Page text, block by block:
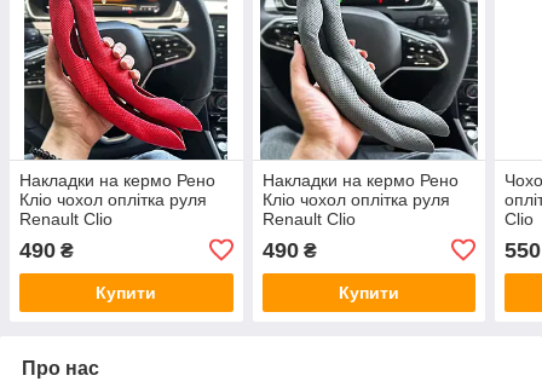
Накладки на кермо Рено
Кліо чохол оплітка руля
Renault Clio
490 ₴
Купити
Накладки на кермо Рено
Кліо чохол оплітка руля
Renault Clio
490₴
Купити
Clio
550
Про нас